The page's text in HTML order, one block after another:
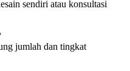
sendiri atau konsultasi
jumlah dan tingkat